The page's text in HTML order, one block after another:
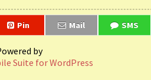
Pin Mail SMS
by
Suite for WordPress